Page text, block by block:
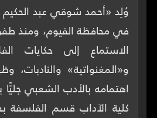
في محافظة الفيوم، ومنذ
الاستماع إلى حكايات
و«المغنواتية» والنادبات،
اهتمامه بالأدب الشعبي
كلية الآداب قسم الفلسفة